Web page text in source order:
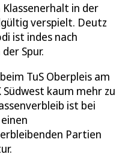
Klassenerhalt in der
verspielt. Deutz
ist indes nach
Spur.
TuS Oberpleis am
kaum mehr zu
ist bei
Partien